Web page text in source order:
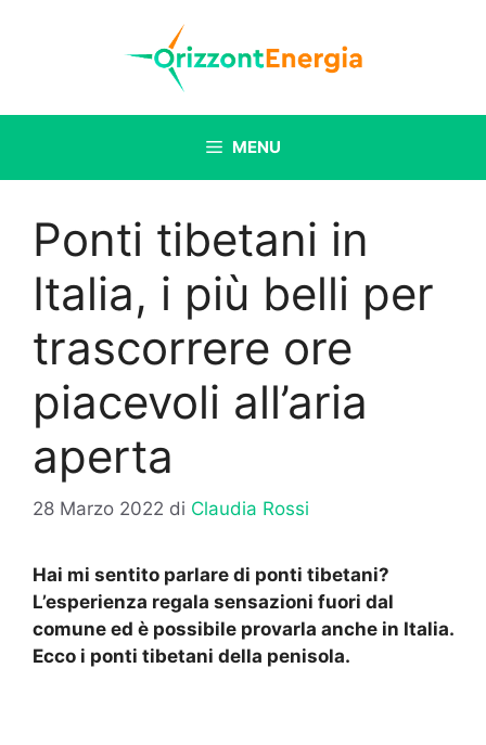
MENU
Ponti tibetani in
Italia, i più belli per
trascorrere ore
piacevoli all’aria
aperta
28 Marzo 2022 di Claudia Rossi
Hai mi sentito parlare di ponti tibetani?
L’esperienza regala sensazioni fuori dal
comune ed è possibile provarla anche in Italia.
Ecco i ponti tibetani della penisola.